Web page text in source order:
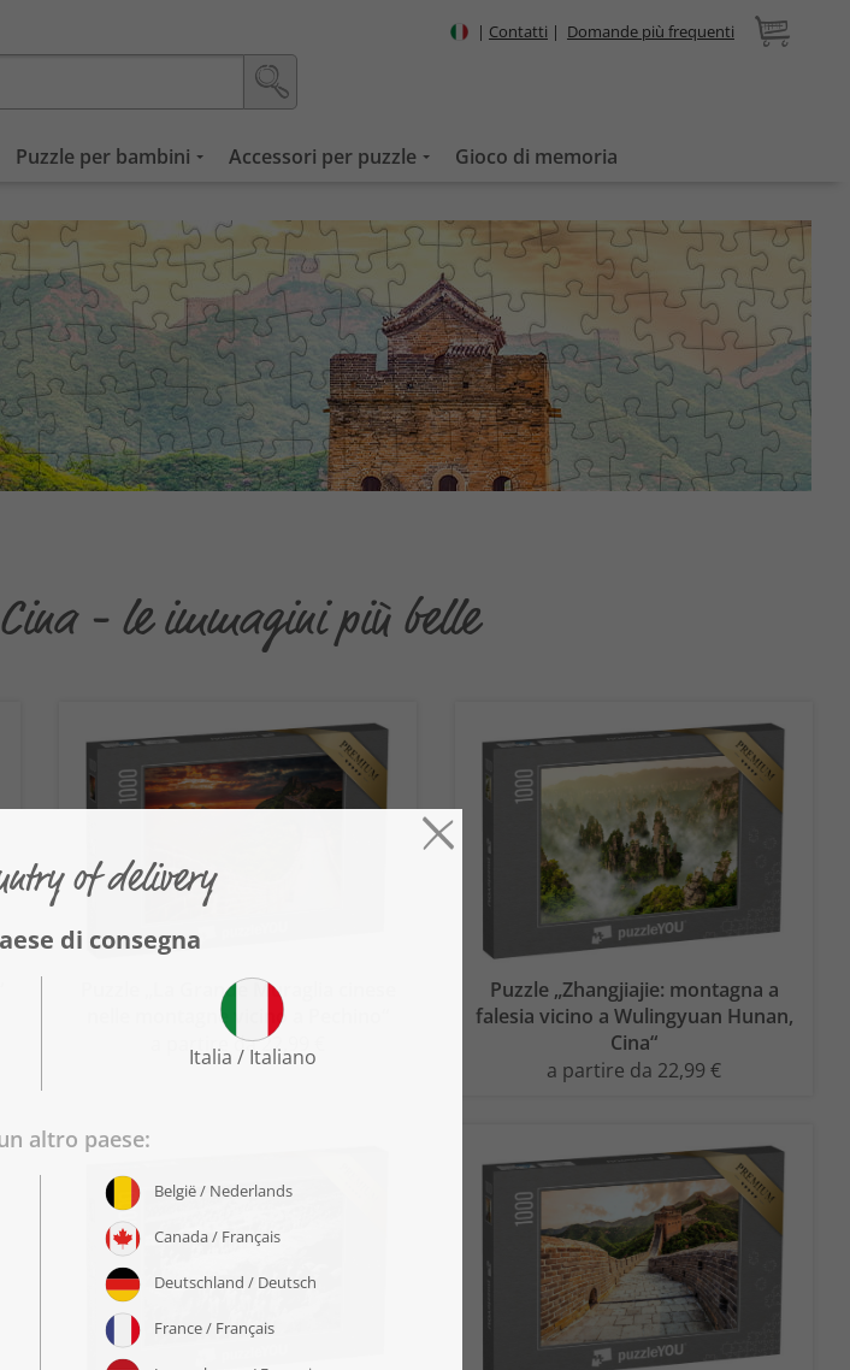
| Contatti | Domande più frequenti
Puzzle per bambini Accessori per puzzle Gioco di memoria
Cina - le immagini più belle
Puzzle „La Grande Muraglia cinese
nelle montagne vicino a Pechino“
a partire da 22,99 €
Puzzle „Zhangjiajie: montagna a
falesia vicino a Wulingyuan Hunan,
Cina“
a partire da 22,99 €